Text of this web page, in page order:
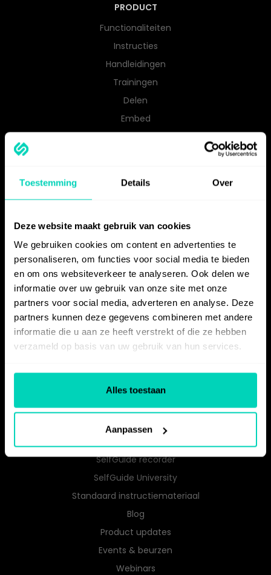
Toestemming Details Over
Deze website maakt gebruik van cookies
We gebruiken cookies om content en advertenties te
personaliseren, om functies voor social media te bieden
en om ons websiteverkeer te analyseren. Ook delen we
informatie over uw gebruik van onze site met onze
partners voor social media, adverteren en analyse. Deze
partners kunnen deze gegevens combineren met andere
informatie die u aan ze heeft verstrekt of die ze hebben
verzameld op basis van uw gebruik van hun services.
Alles toestaan
Aanpassen
PRODUCT
Functionaliteiten
Instructies
Handleidingen
Trainingen
Delen
Embed
Kwaliteit & actualiteit
Software migratie &
implementatie
Onboarding
Klantondersteuning
Servicedesk
Procesdocumentatie
Kennisborging
Digitale zelfredzaamheid
RESOURCES
Knowledge Base
Klantverhalen
SelfGuide recorder
SelfGuide University
Standaard instructiemateriaal
Blog
Product updates
Events & beurzen
Webinars